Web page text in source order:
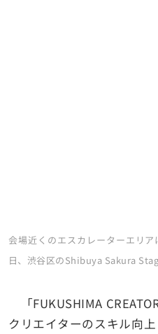
会場近くのエスカレーターエリ
日、渋谷区のShibuya Sakura
「FUKUSHIMA
クリエイターのスキル向